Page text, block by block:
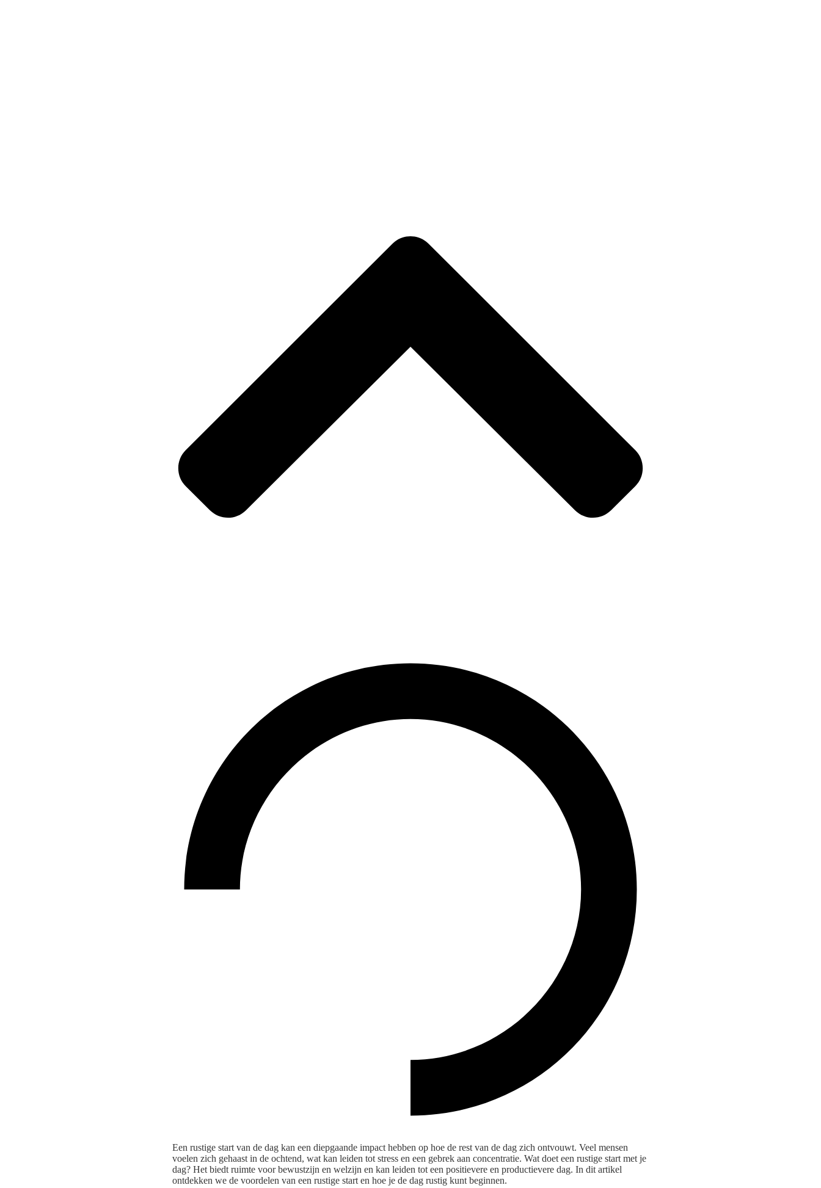
Een rustige start van de dag kan een diepgaande impact hebben op hoe de rest van de dag zich ontvouwt. Veel mensen
voelen zich gehaast in de ochtend, wat kan leiden tot stress en een gebrek aan concentratie. Wat doet een rustige start met je
dag? Het biedt ruimte voor bewustzijn en welzijn en kan leiden tot een positievere en productievere dag. In dit artikel
ontdekken we de voordelen van een rustige start en hoe je de dag rustig kunt beginnen.